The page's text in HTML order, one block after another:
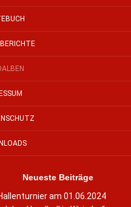
Neueste Beiträge
am 01.06.2024